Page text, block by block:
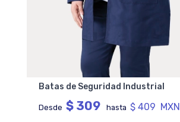
Batas de Seguridad Industrial
Desde $ 309 hasta $ 409 MXN